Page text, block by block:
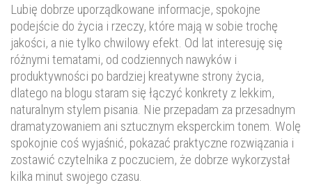
Lubię dobrze uporządkowane informacje, spokojne
podejście do życia i rzeczy, które mają w sobie trochę
jakości, a nie tylko chwilowy efekt. Od lat interesuję się
różnymi tematami, od codziennych nawyków i
produktywności po bardziej kreatywne strony życia,
dlatego na blogu staram się łączyć konkrety z lekkim,
naturalnym stylem pisania. Nie przepadam za przesadnym
dramatyzowaniem ani sztucznym eksperckim tonem. Wolę
spokojnie coś wyjaśnić, pokazać praktyczne rozwiązania i
zostawić czytelnika z poczuciem, że dobrze wykorzystał
kilka minut swojego czasu.